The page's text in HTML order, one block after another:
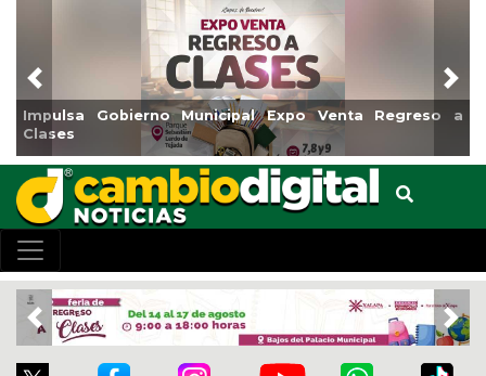
Venta Regreso a
Reabrirá Coatzacoalcos la
Centro
Previous
Previous